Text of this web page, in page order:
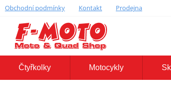
Obchodní podmínky Kontakt Prodejna
Čtyřkolky Motocykly